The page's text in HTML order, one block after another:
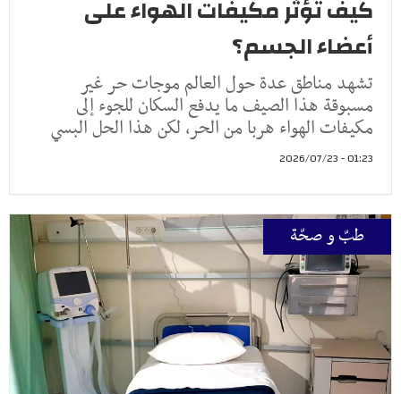
كيف تؤثر مكيفات الهواء على
أعضاء الجسم؟
تشهد مناطق عدة حول العالم موجات حر غير
مسبوقة هذا الصيف ما يدفع السكان للجوء إلى
مكيفات الهواء هربا من الحر، لكن هذا الحل البسي
01:23 - 2026/07/23
طبّ و صحّة